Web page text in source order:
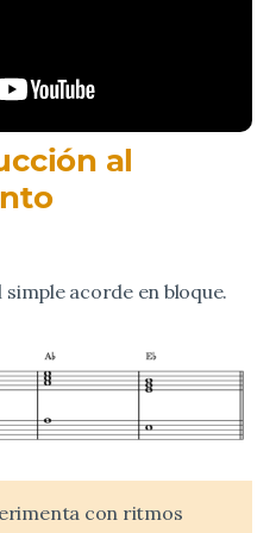
al
acorde en bloque.
con ritmos